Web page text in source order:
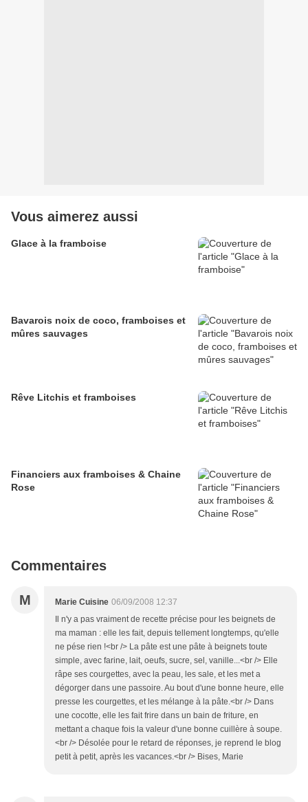
Vous aimerez aussi
Glace à la framboise
Bavarois noix de coco, framboises et
mûres sauvages
Rêve Litchis et framboises
Financiers aux framboises & Chaine
Rose
Commentaires
M Marie Cuisine 06/09/2008 12:37
Il n'y a pas vraiment de recette précise pour les beignets de
ma maman : elle les fait, depuis tellement longtemps, qu'elle
ne pése rien !<br /> La pâte est une pâte à beignets toute
simple, avec farine, lait, oeufs, sucre, sel, vanille...<br /> Elle
râpe ses courgettes, avec la peau, les sale, et les met a
dégorger dans une passoire. Au bout d'une bonne heure, elle
presse les courgettes, et les mélange à la pâte.<br /> Dans
une cocotte, elle les fait frire dans un bain de friture, en
mettant a chaque fois la valeur d'une bonne cuillère à soupe.
<br /> Désolée pour le retard de réponses, je reprend le blog
petit à petit, après les vacances.<br /> Bises, Marie